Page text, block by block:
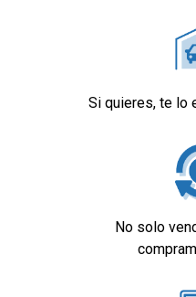
Si quieres, te lo
No solo